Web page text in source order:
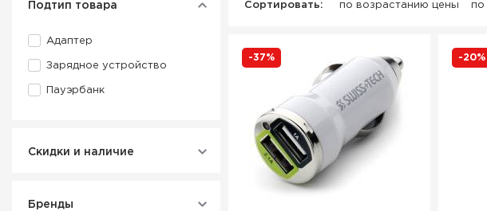
Подтип товара
Адаптер
Зарядное устройство
Пауэрбанк
Скидки и наличие
Бренды
Сортировать: по возрастанию цены по
-37% -20%